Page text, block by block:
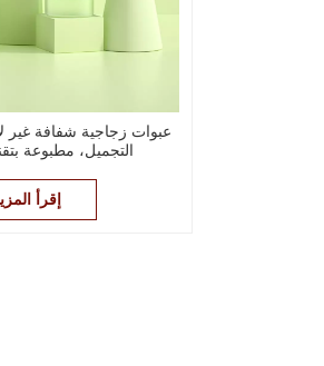
عبوات زجاجية شفافة
التجميل، مطبوعة
إقرأ